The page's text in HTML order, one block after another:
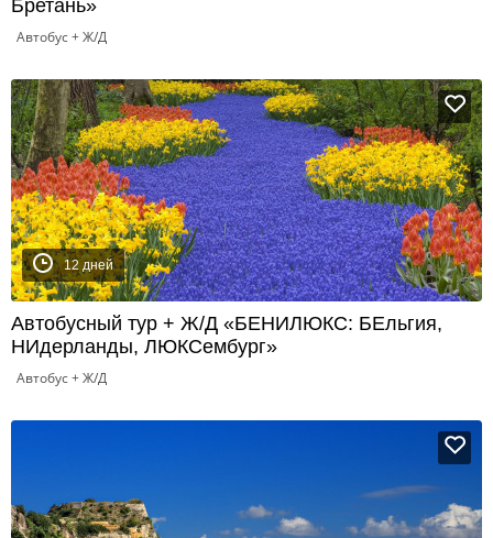
Бретань»
Автобус + Ж/Д
12 дней
Автобусный тур + Ж/Д «БЕНИЛЮКС: БЕльгия,
НИдерланды, ЛЮКСембург»
Автобус + Ж/Д